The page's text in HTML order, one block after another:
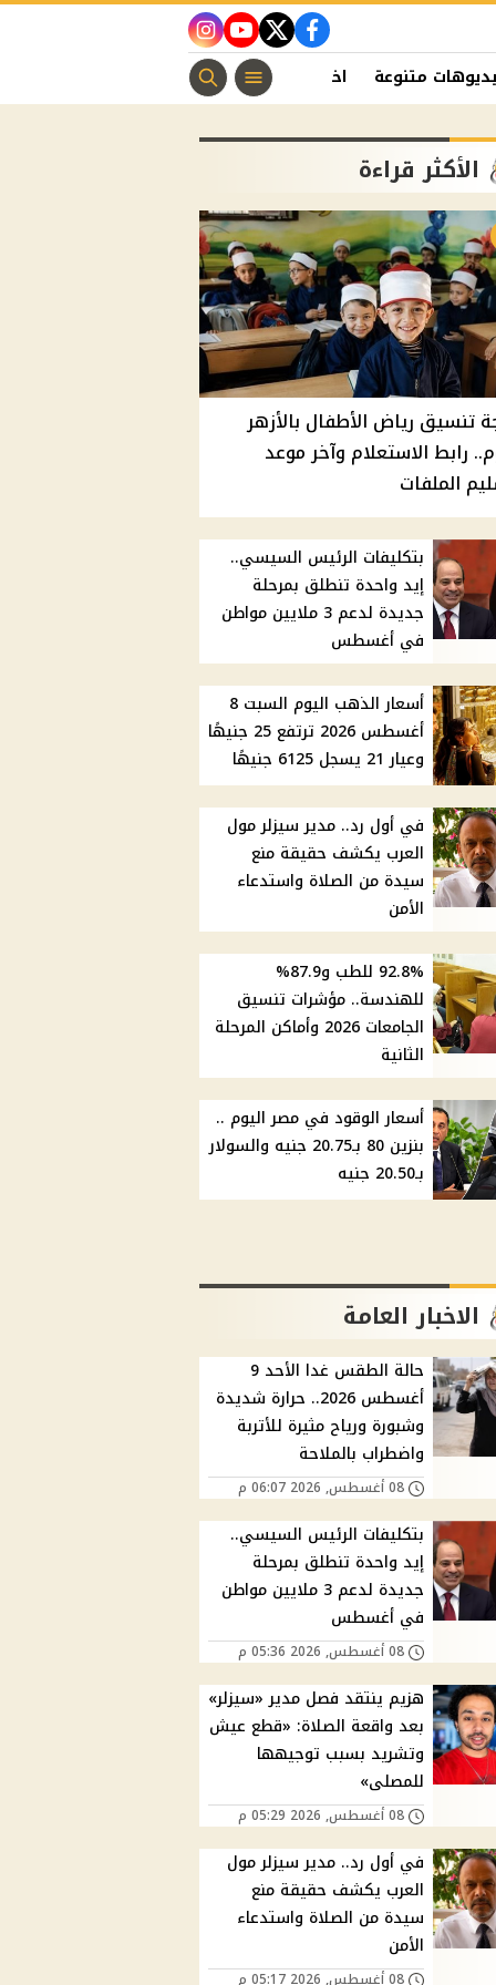
facebook
twitter
youtube
instagram
متنوعة اخبار الفن منوعات مسيحية
الأكثر قراءة
تنسيق رياض الأطفال بالأزهر
رابط الاستعلام وآخر موعد
الملفات
بتكليفات الرئيس السيسي..
إيد واحدة تنطلق بمرحلة
جديدة لدعم 3 ملايين مواطن
في أغسطس
أسعار الذهب اليوم السبت 8
أغسطس 2026 ترتفع 25 جنيهًا
وعيار 21 يسجل 6125 جنيهًا
في أول رد.. مدير سيزلر مول
العرب يكشف حقيقة منع
سيدة من الصلاة واستدعاء
الأمن
92.8% للطب و87.9%
للهندسة.. مؤشرات تنسيق
الجامعات 2026 وأماكن المرحلة
الثانية
أسعار الوقود في مصر اليوم ..
بنزين 80 بـ20.75 جنيه والسولار
بـ20.50 جنيه
الاخبار العامة
حالة الطقس غدا الأحد 9
أغسطس 2026.. حرارة شديدة
وشبورة ورياح مثيرة للأتربة
واضطراب بالملاحة
08 أغسطس, 2026 06:07 م
بتكليفات الرئيس السيسي..
إيد واحدة تنطلق بمرحلة
جديدة لدعم 3 ملايين مواطن
في أغسطس
08 أغسطس, 2026 05:36 م
هزيم ينتقد فصل مدير «سيزلر»
بعد واقعة الصلاة: «قطع عيش
وتشريد بسبب توجيهها
للمصلى»
08 أغسطس, 2026 05:29 م
في أول رد.. مدير سيزلر مول
العرب يكشف حقيقة منع
سيدة من الصلاة واستدعاء
الأمن
08 أغسطس, 2026 05:17 م